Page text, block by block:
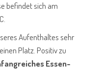
befindet sich am
Aufenthaltes sehr
Platz. Positiv zu
Essen-